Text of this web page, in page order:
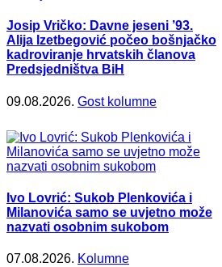
Josip Vričko: Davne jeseni ’93.
Alija Izetbegović počeo bošnjačko
kadroviranje hrvatskih članova
Predsjedništva BiH
09.08.2026. Gost kolumne
Ivo Lovrić: Sukob Plenkovića i
Milanovića samo se uvjetno može
nazvati osobnim sukobom
07.08.2026. Kolumne